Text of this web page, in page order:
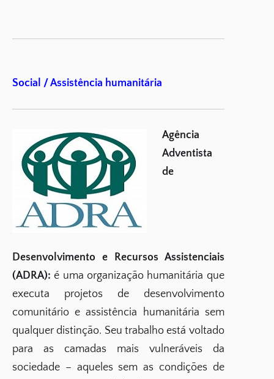
Social / Assistência humanitária
Agência
Adventista
de
Desenvolvimento e Recursos Assistenciais
(ADRA): é uma organização humanitária que
executa projetos de desenvolvimento
comunitário e assistência humanitária sem
qualquer distinção. Seu trabalho está voltado
para as camadas mais vulneráveis da
sociedade – aqueles sem as condições de